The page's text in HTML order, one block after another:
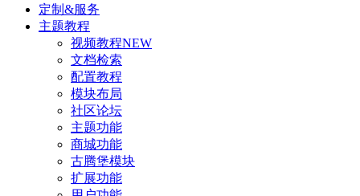
定制&服务
主题教程
视频教程NEW
文档检索
配置教程
模块布局
社区论坛
主题功能
商城功能
古腾堡模块
扩展功能